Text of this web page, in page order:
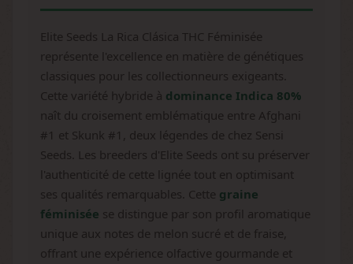
Elite Seeds La Rica Clásica THC Féminisée
représente l'excellence en matière de génétiques
classiques pour les collectionneurs exigeants.
Cette variété hybride à dominance Indica 80%
naît du croisement emblématique entre Afghani
#1 et Skunk #1, deux légendes de chez Sensi
Seeds. Les breeders d'Elite Seeds ont su préserver
l'authenticité de cette lignée tout en optimisant
ses qualités remarquables. Cette graine
féminisée se distingue par son profil aromatique
unique aux notes de melon sucré et de fraise,
offrant une expérience olfactive gourmande et